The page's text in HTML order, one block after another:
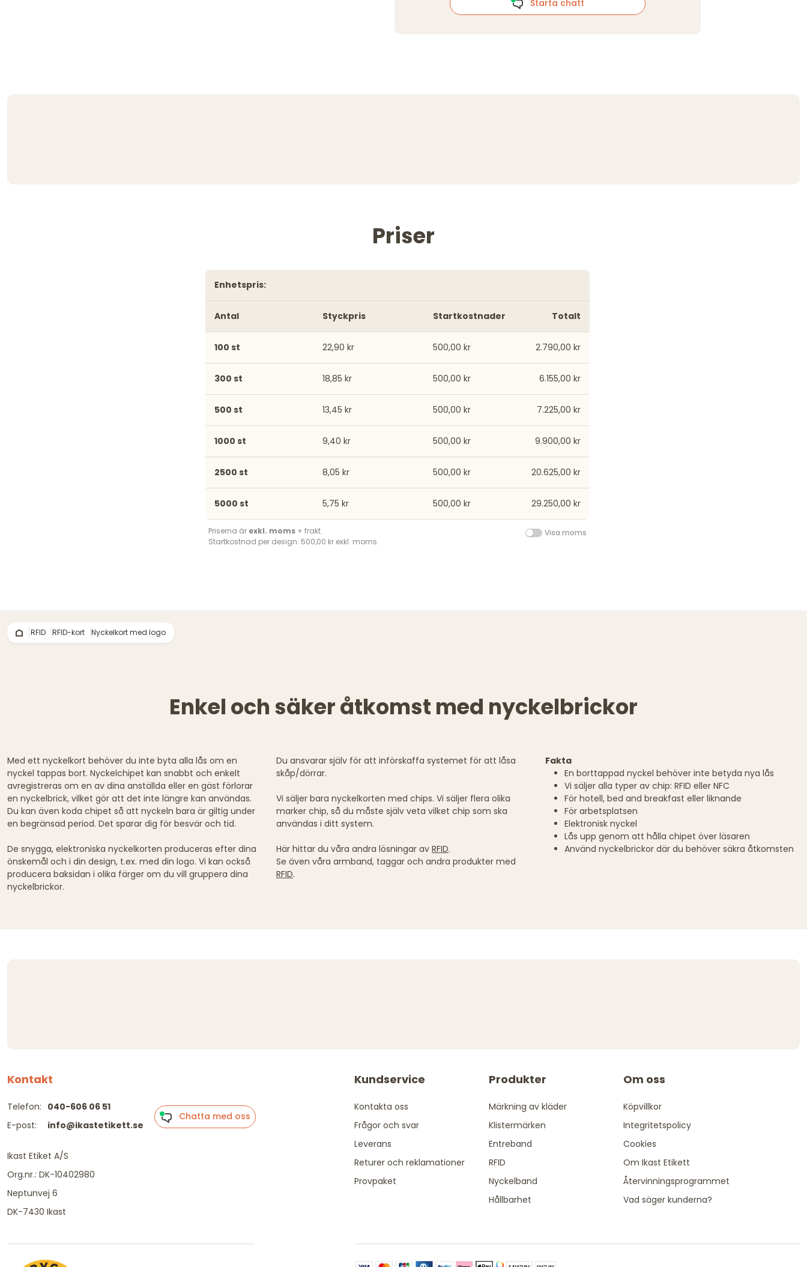
Starta chatt
Priser
enhetspris:
Antal Styckpris Startkostnader Totalt
100 st 22,90 kr 500,00 kr 2.790,00 kr
300 st 18,85 kr 500,00 kr 6.155,00 kr
500 st 13,45 kr 500,00 kr 7.225,00 kr
1000 st 9,40 kr 500,00 kr 9.900,00 kr
2500 st 8,05 kr 500,00 kr 20.625,00 kr
5000 st 5,75 kr 500,00 kr 29.250,00 kr
Priserna är exkl. moms + frakt.
Startkostnad per design: 500,00 kr exkl. moms.
Visa moms
RFID RFID-kort Nyckelkort med logo
Enkel och säker åtkomst med nyckelbrickor
Med ett nyckelkort behöver du inte byta alla lås om en
nyckel tappas bort. Nyckelchipet kan snabbt och enkelt
avregistreras om en av dina anställda eller en gäst förlorar
en nyckelbrick, vilket gör att det inte längre kan användas.
Du kan även koda chipet så att nyckeln bara är giltig under
en begränsad period. Det sparar dig för besvär och tid.
De snygga, elektroniska nyckelkorten produceras efter dina
önskemål och i din design, t.ex. med din logo. Vi kan också
producera baksidan i olika färger om du vill gruppera dina
nyckelbrickor.
Du ansvarar själv för att införskaffa systemet för att låsa
skåp/dörrar.
Vi säljer bara nyckelkorten med chips. Vi säljer flera olika
marker chip, så du måste själv veta vilket chip som ska
användas i ditt system.
Här hittar du våra andra lösningar av RFID.
Se även våra armband, taggar och andra produkter med
RFID.
Fakta
En borttappad nyckel behöver inte betyda nya lås
Vi säljer alla typer av chip: RFID eller NFC
För hotell, bed and breakfast eller liknande
För arbetsplatsen
Elektronisk nyckel
Lås upp genom att hålla chipet över läsaren
Använd nyckelbrickor där du behöver säkra åtkomsten
Kontakt
Telefon:
E-post:
040-606 06 51
info@ikastetikett.se
Ikast Etiket A/S
Org.nr.: DK-10402980
Neptunvej 6
DK-7430 Ikast
Chatta med oss
Kundservice
Kontakta oss
Frågor och svar
Leverans
Returer och reklamationer
Provpaket
Produkter
Märkning av kläder
Klistermärken
Entreband
RFID
Nyckelband
Hållbarhet
Om oss
Köpvillkor
Integritetspolicy
Cookies
Om Ikast Etikett
Återvinningsprogrammet
Vad säger kunderna?